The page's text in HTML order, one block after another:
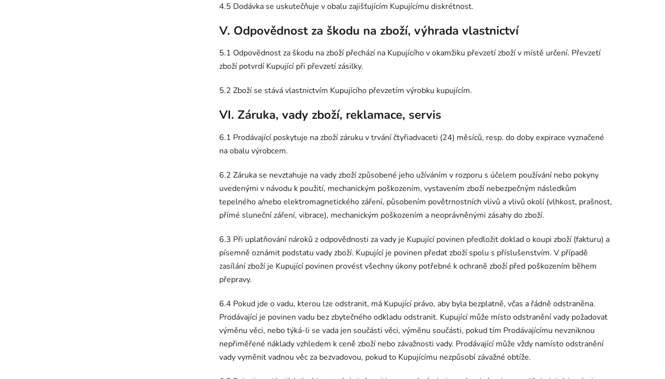
4.5 Dodávka se uskutečňuje v obalu zajišťujícím Kupujícímu diskrétnost.
V. Odpovědnost za škodu na zboží, výhrada vlastnictví
5.1 Odpovědnost za škodu na zboží přechází na Kupujícího v okamžiku převzetí zboží v místě určení. Převzetí
zboží potvrdí Kupující při převzetí zásilky.
5.2 Zboží se stává vlastnictvím Kupujícího převzetím výrobku kupujícím.
VI. Záruka, vady zboží, reklamace, servis
6.1 Prodávající poskytuje na zboží záruku v trvání čtyřiadvaceti (24) měsíců, resp. do doby expirace vyznačené
na obalu výrobcem.
6.2 Záruka se nevztahuje na vady zboží způsobené jeho užíváním v rozporu s účelem používání nebo pokyny
uvedenými v návodu k použití, mechanickým poškozením, vystavením zboží nebezpečným následkům
tepelného a/nebo elektromagnetického záření, působením povětrnostních vlivů a vlivů okolí (vlhkost, prašnost,
přímé sluneční záření, vibrace), mechanickým poškozením a neoprávněnými zásahy do zboží.
6.3 Při uplatňování nároků z odpovědnosti za vady je Kupující povinen předložit doklad o koupi zboží (fakturu) a
písemně oznámit podstatu vady zboží. Kupující je povinen předat zboží spolu s příslušenstvím. V případě
zasílání zboží je Kupující povinen provést všechny úkony potřebné k ochraně zboží před poškozením během
přepravy.
6.4 Pokud jde o vadu, kterou lze odstranit, má Kupující právo, aby byla bezplatně, včas a řádně odstraněna.
Prodávající je povinen vadu bez zbytečného odkladu odstranit. Kupující může místo odstranění vady požadovat
výměnu věci, nebo týká-li se vada jen součásti věci, výměnu součásti, pokud tím Prodávajícímu nevzniknou
nepřiměřené náklady vzhledem k ceně zboží nebo závažnosti vady. Prodávající může vždy namísto odstranění
vady vyměnit vadnou věc za bezvadovou, pokud to Kupujícímu nezpůsobí závažné obtíže.